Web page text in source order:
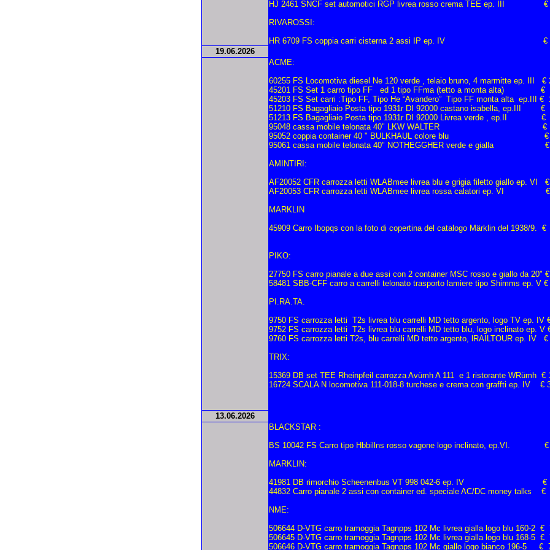
HJ 2461 SNCF set automotici RGP livrea rosso crema TEE ep. III €
RIVAROSSI:
HR 6709 FS coppia carri cisterna 2 assi IP ep. IV €
19.06.2026
ACME:
60255 FS Locomotiva diesel Ne 120 verde , telaio bruno, 4 marmitte ep. III €
45201 FS Set 1 carro tipo FF ed 1 tipo FFma (tetto a monta alta) €
45203 FS Set carri :Tipo FF, Tipo He “Avandero” Tipo FF monta alta ep.III €
51210 FS Bagagliaio Posta tipo 1931r DI 92000 castano isabella, ep.III €
51213 FS Bagagliaio Posta tipo 1931r DI 92000 Livrea verde , ep.II €
95048 cassa mobile telonata 40" LKW WALTER €
95052 coppia container 40 " BULKHAUL colore blu €
95061 cassa mobile telonata 40" NOTHEGGHER verde e gialla €
AMINTIRI:
AF20052 CFR carrozza letti WLABmee livrea blu e grigia filetto giallo ep. VI
AF20053 CFR carrozza letti WLABmee livrea rossa calatori ep. VI
MARKLIN
45909 Carro Ibopqs con la foto di copertina del catalogo Märklin del 1938/9. €
PIKO:
27750 FS carro pianale a due assi con 2 container MSC rosso e giallo da 20"
58481 SBB-CFF carro a carrelli telonato trasporto lamiere tipo Shimms ep. V €
PI.RA.TA.
9750 FS carrozza letti T2s livrea blu carrelli MD tetto argento, logo TV ep. IV
9752 FS carrozza letti T2s livrea blu carrelli MD tetto blu, logo inclinato ep. V
9760 FS carrozza letti T2s, blu carrelli MD tetto argento, lRAILTOUR ep. IV
TRIX:
15369 DB set TEE Rheinpfeil carrozza Avümh A 111 e 1 ristorante WRümh €
16724 SCALA N locomotiva 111-018-8 turchese e crema con graffti ep. IV €
13.06.2026
BLACKSTAR :
BS 10042 FS Carro tipo Hbbillns rosso vagone logo inclinato, ep.VI.
MARKLIN:
41981 DB rimorchio Scheenenbus VT 998 042-6 ep. IV €
44832 Carro pianale 2 assi con container ed. speciale AC/DC money talks
NME:
506644 D-VTG carro tramoggia Tagnpps 102 Mc livrea gialla logo blu 160-2 €
506645 D-VTG carro tramoggia Tagnpps 102 Mc livrea gialla logo blu 168-5 €
506646 D-VTG carro tramoggia Tagnpps 102 Mc giallo logo bianco 196-5 €